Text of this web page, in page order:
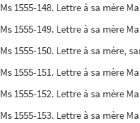
Ms 1555-148. Lettre à sa mère
Ms 1555-149. Lettre à sa mère
Ms 1555-150. Lettre à sa mère,
Ms 1555-151. Lettre à sa mère
Ms 1555-152. Lettre à sa mère
Ms 1555-153. Lettre à sa mère